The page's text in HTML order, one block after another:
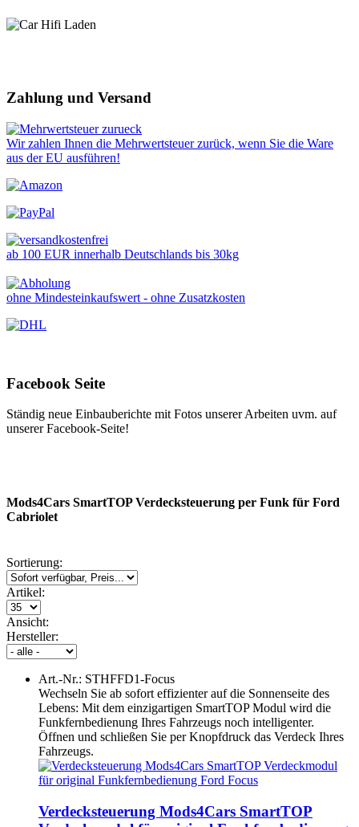
Zahlung und Versand
Wir zahlen Ihnen die Mehrwertsteuer zurück, wenn Sie die Ware
aus der EU ausführen!
ab 100 EUR innerhalb Deutschlands bis 30kg
ohne Mindesteinkaufswert - ohne Zusatzkosten
Facebook Seite
Ständig neue Einbauberichte mit Fotos unserer Arbeiten uvm. auf
unserer Facebook-Seite!
Mods4Cars SmartTOP Verdecksteuerung per Funk für Ford
Cabriolet
Sortierung:
Artikel:
Ansicht:
Hersteller:
Art.-Nr.: STHFFD1-Focus
Wechseln Sie ab sofort effizienter auf die Sonnenseite des
Lebens: Mit dem einzigartigen SmartTOP Modul wird die
Funkfernbedienung Ihres Fahrzeugs noch intelligenter.
Öffnen und schließen Sie per Knopfdruck das Verdeck Ihres
Fahrzeugs.
Verdecksteuerung Mods4Cars SmartTOP